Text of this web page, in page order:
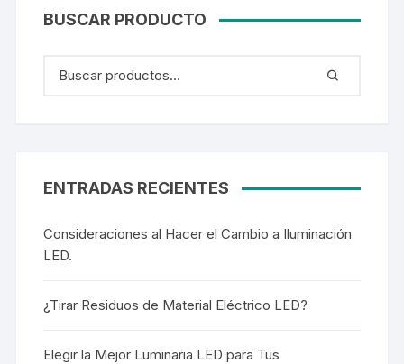
BUSCAR PRODUCTO
ENTRADAS RECIENTES
Consideraciones al Hacer el Cambio a Iluminación
LED.
¿Tirar Residuos de Material Eléctrico LED?
Elegir la Mejor Luminaria LED para Tus